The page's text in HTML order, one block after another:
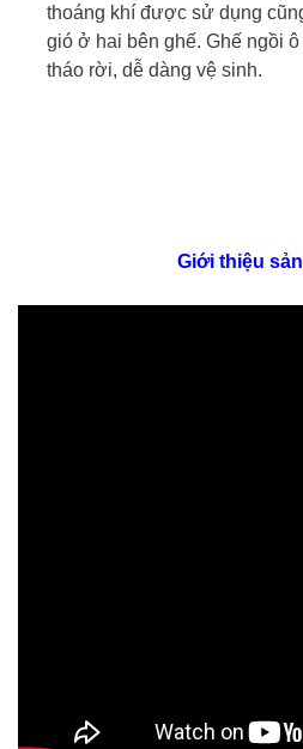
thoáng khí được sử dụng
gió ở hai bên ghế. Ghế ngồi
tháo rời, dễ dàng vệ sinh.
Giới thiệu